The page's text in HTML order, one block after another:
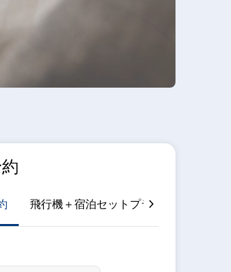
飛行機＋宿泊セットプラン